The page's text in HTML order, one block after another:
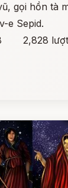
gọi hồn tà
e Sepid.
2,828